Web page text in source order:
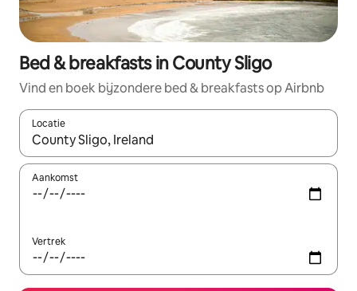
Bed & breakfasts in County Sligo
Vind en boek bijzondere bed & breakfasts op Airbnb
Locatie
Wanneer er resultaten beschikbaar zijn, maak je een keuze
Aankomst
Vertrek